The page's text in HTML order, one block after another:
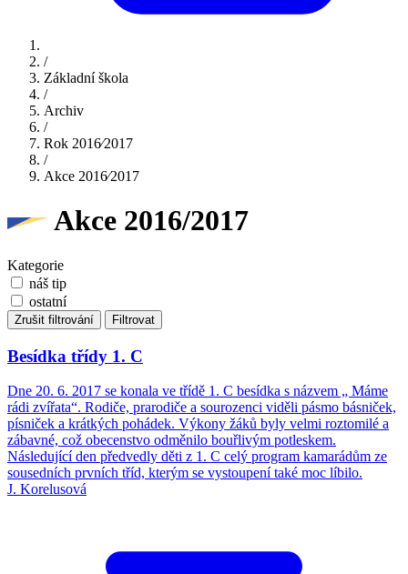
/
Základní škola
/
Archiv
/
Rok 2016⁄2017
/
Akce 2016⁄2017
Akce 2016/2017
Kategorie
náš tip
ostatní
Zrušit filtrování Filtrovat
Besídka třídy 1. C
Dne 20. 6. 2017 se konala ve třídě 1. C besídka s názvem „ Máme
rádi zvířata“. Rodiče, prarodiče a sourozenci viděli pásmo básniček,
písniček a krátkých pohádek. Výkony žáků byly velmi roztomilé a
zábavné, což obecenstvo odměnilo bouřlivým potleskem.
Následující den předvedly děti z 1. C celý program kamarádům ze
sousedních prvních tříd, kterým se vystoupení také moc líbilo.
J. Korelusová